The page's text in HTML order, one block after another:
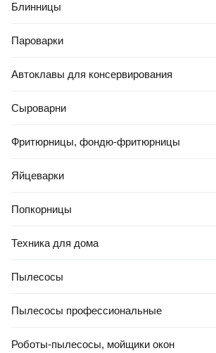
Блинницы
Пароварки
Автоклавы для консервирования
Сыроварни
Фритюрницы, фондю-фритюрницы
Яйцеварки
Попкорницы
Техника для дома
Пылесосы
Пылесосы профессиональные
Роботы-пылесосы, мойщики окон